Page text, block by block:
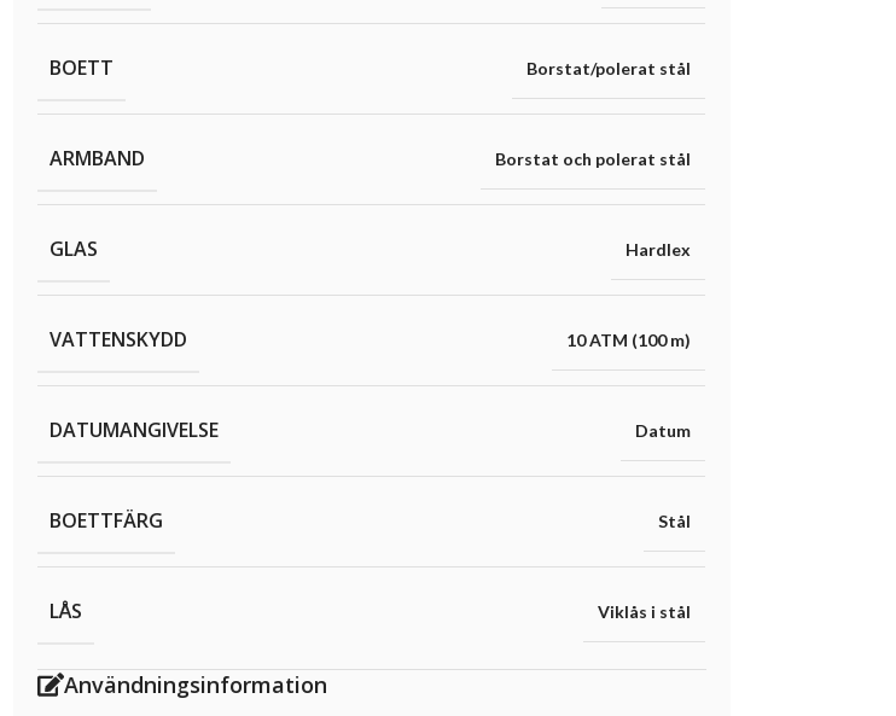
BOETT Borstat/polerat stål
ARMBAND Borstat och polerat stål
GLAS Hardlex
VATTENSKYDD 10 ATM (100 m)
DATUMANGIVELSE Datum
BOETTFÄRG Stål
LÅS Viklås i stål
Användningsinformation